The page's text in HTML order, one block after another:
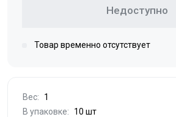
Недоступно
Товар временно отсутствует
Вес:
1
В упаковке:
10 шт